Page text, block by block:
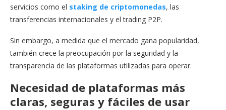
servicios como el staking de criptomonedas, las
transferencias internacionales y el trading P2P.
Sin embargo, a medida que el mercado gana popularidad,
también crece la preocupación por la seguridad y la
transparencia de las plataformas utilizadas para operar.
Necesidad de plataformas más
claras, seguras y fáciles de usar